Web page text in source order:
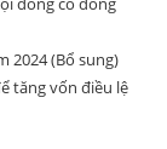
2024 (Bổ sung)
tăng vốn điều lệ